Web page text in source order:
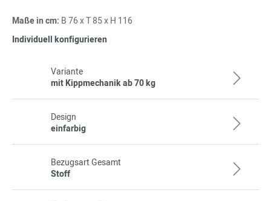
Maße in cm: B 76 x T 85 x H 116
Individuell konfigurieren
Variante
mit Kippmechanik ab 70 kg
Design
einfarbig
Bezugsart Gesamt
Stoff